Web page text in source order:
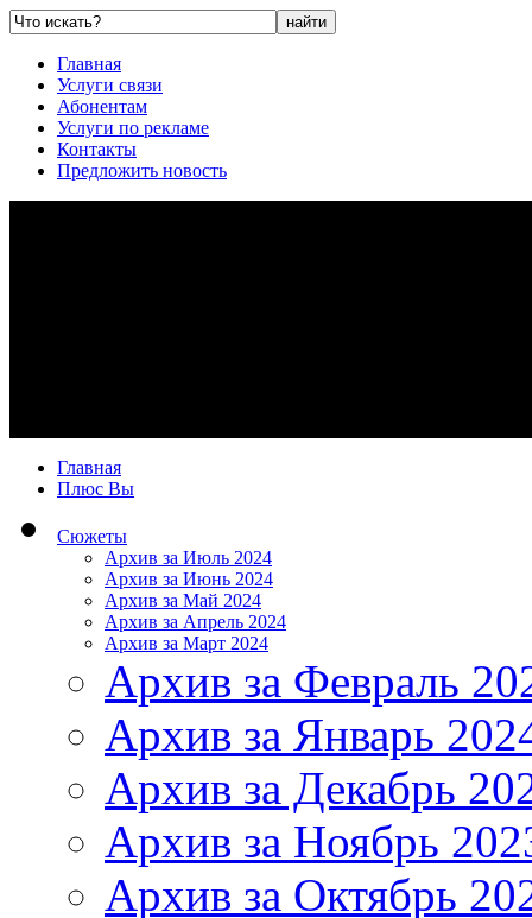
Главная
Услуги связи
Абонентам
Услуги по рекламе
Контакты
Предложить новость
Главная
Плюс Вы
Сюжеты
Архив за Июль 2024
Архив за Июнь 2024
Архив за Май 2024
Архив за Апрель 2024
Архив за Март 2024
Архив за Февраль
Архив за Январь
Архив за Декабрь
Архив за Ноябрь
Архив за Октябрь